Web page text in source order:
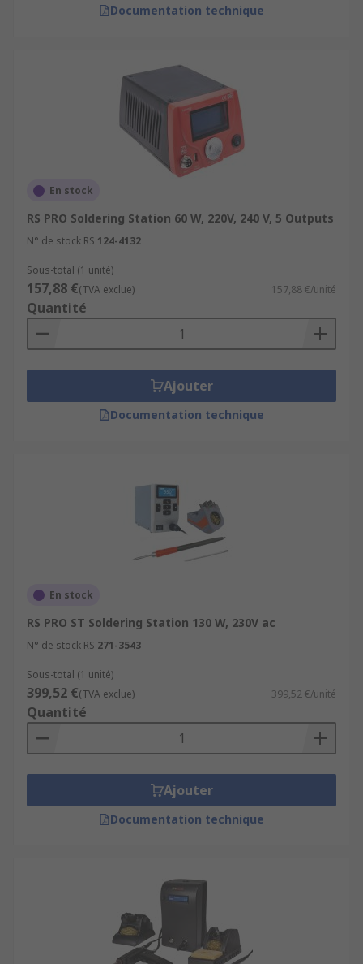
Documentation technique
En stock
RS PRO Soldering Station 60 W, 220V, 240 V, 5 Outputs
N° de stock RS 124-4132
Sous-total (1 unité)
157,88 €(TVA exclue) 157,88 €/unité
Quantité
Ajouter
Documentation technique
En stock
RS PRO ST Soldering Station 130 W, 230V ac
N° de stock RS 271-3543
Sous-total (1 unité)
399,52 €(TVA exclue) 399,52 €/unité
Quantité
Ajouter
Documentation technique